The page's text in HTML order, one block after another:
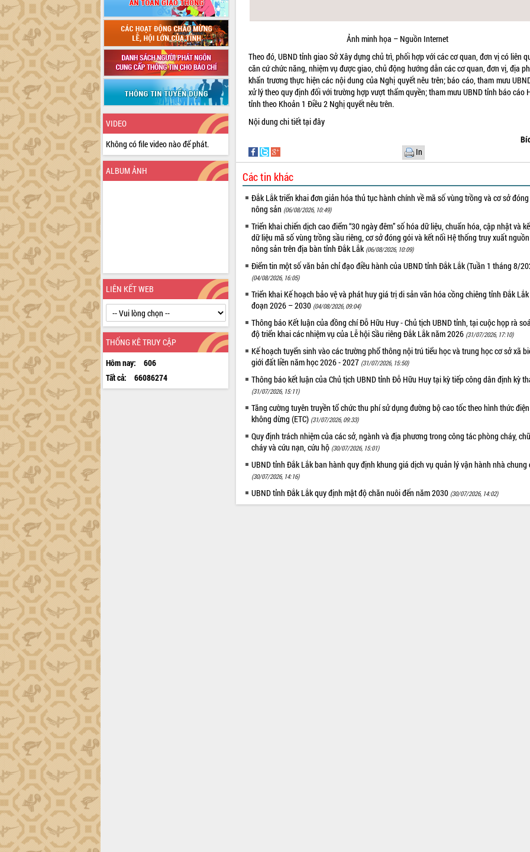
VIDEO
Không có file video nào để phát.
ALBUM ẢNH
LIÊN KẾT WEB
THỐNG KÊ TRUY CẬP
Hôm nay:
606
Tất cả:
66086274
Ảnh minh họa – Nguồn Internet
Theo đó, UBND tỉnh giao Sở Xây dựng chủ trì, phối hợp với các cơ quan, đơn vị có liên
căn cứ chức năng, nhiệm vụ được giao, chủ động hướng dẫn các cơ quan, đơn vị, địa
khẩn trương thực hiện các nội dung của Nghị quyết nêu trên; báo cáo, tham mưu
xử lý theo quy định đối với trường hợp vượt thẩm quyền; tham mưu UBND tỉnh báo cáo
tỉnh theo Khoản 1 Điều 2 Nghị quyết nêu trên.
Nội dung chi tiếttại đây
In
Các tin khác
Đắk Lắk triển khai đơn giản hóa thủ tục hành chính về mã số vùng trồng và cơ sở
nông sản (06/08/2026, 10:49)
Triển khai chiến dịch cao điểm “30 ngày đêm” số hóa dữ liệu, chuẩn hóa, cập nhật và
dữ liệu mã số vùng trồng sầu riêng, cơ sở đóng gói và kết nối Hệ thống truy xuất
nông sản trên địa bàn tỉnh Đắk Lắk (06/08/2026, 10:09)
Điểm tin một số văn bản chỉ đạo điều hành của UBND tỉnh Đắk Lắk (Tuần 1 tháng 8/
(04/08/2026, 16:05)
Triển khai Kế hoạch bảo vệ và phát huy giá trị di sản văn hóa cồng chiêng tỉnh Đắk
đoạn 2026 – 2030 (04/08/2026, 09:04)
Thông báo Kết luận của đồng chí Đỗ Hữu Huy - Chủ tịch UBND tỉnh, tại cuộc họp rà
độ triển khai các nhiệm vụ của Lễ hội Sầu riêng Đắk Lắk năm 2026 (31/07/2026, 17:10)
Kế hoạch tuyển sinh vào các trường phổ thông nội trú tiểu học và trung học cơ sở xã
giới đất liền năm học 2026 - 2027 (31/07/2026, 15:50)
Thông báo kết luận của Chủ tịch UBND tỉnh Đỗ Hữu Huy tại kỳ tiếp công dân định kỳ
(31/07/2026, 15:11)
Tăng cường tuyên truyền tổ chức thu phí sử dụng đường bộ cao tốc theo hình thức
không dừng (ETC) (31/07/2026, 09:33)
Quy định trách nhiệm của các sở, ngành và địa phương trong công tác phòng cháy,
cháy và cứu nạn, cứu hộ (30/07/2026, 15:01)
UBND tỉnh Đắk Lắk ban hành quy định khung giá dịch vụ quản lý vận hành nhà chung
(30/07/2026, 14:16)
UBND tỉnh Đắk Lắk quy định mật độ chăn nuôi đến năm 2030 (30/07/2026, 14:02)